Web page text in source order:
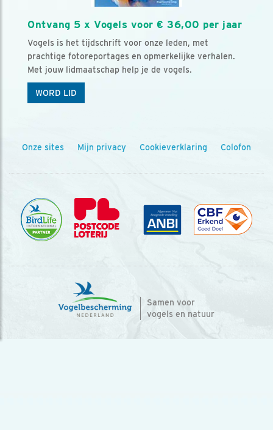
Ontvang 5 x Vogels voor € 36,00 per jaar
Vogels is het tijdschrift voor onze leden, met
prachtige fotoreportages en opmerkelijke verhalen.
Met jouw lidmaatschap help je de vogels.
WORD LID
Onze sites Mijn privacy Cookieverklaring Colofon
Samen voor
vogels en natuur